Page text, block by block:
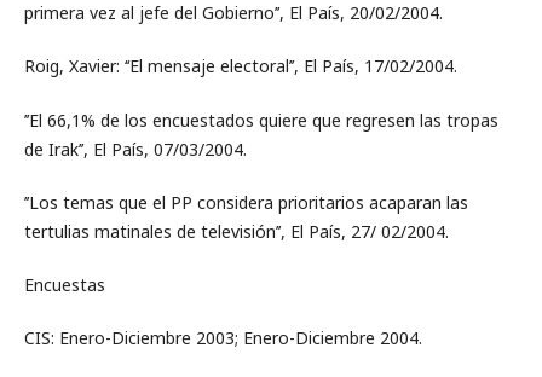
primera vez al jefe del Gobierno’’, El País, 20/02/2004.
Roig, Xavier: ‘‘El mensaje electoral’’, El País, 17/02/2004.
’’El 66,1% de los encuestados quiere que regresen las tropas
de Irak’’, El País, 07/03/2004.
’’Los temas que el PP considera prioritarios acaparan las
tertulias matinales de televisión’’, El País, 27/ 02/2004.
Encuestas
CIS: Enero-Diciembre 2003; Enero-Diciembre 2004.